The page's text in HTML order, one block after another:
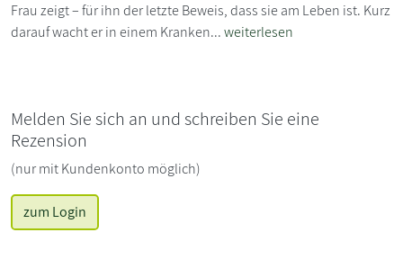
Frau zeigt – für ihn der letzte Beweis, dass sie am Leben ist. Kurz
darauf wacht er in einem Kranken...weiterlesen
Melden Sie sich an und schreiben Sie eine
Rezension
(nur mit Kundenkonto möglich)
zum Login